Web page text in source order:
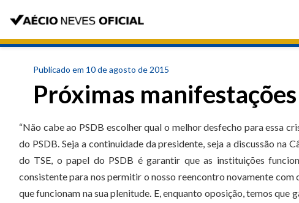
Publicado em 10 de agosto de 2015
Próximas manifestações
“Não cabe ao PSDB escolher qual o melhor desfecho para essa
do PSDB. Seja a continuidade da presidente, seja a discussão na
do TSE, o papel do PSDB é garantir que as instituições
consistente para nos permitir o nosso reencontro novamente
que funcionam na sua plenitude. E, enquanto oposição, temos